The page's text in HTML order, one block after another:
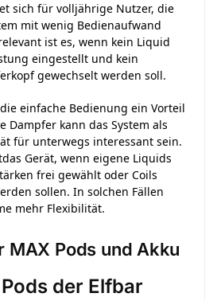
sich für volljährige Nutzer, die
mit wenig Bedienaufwand
ist es, wenn kein Liquid
eingestellt und kein
gewechselt werden soll.
einfache Bedienung ein Vorteil
Dampfer kann das System als
für unterwegs interessant sein.
Gerät, wenn eigene Liquids
frei gewählt oder Coils
sollen. In solchen Fällen
mehr Flexibilität.
MAX Pods und Akku
der Elfbar